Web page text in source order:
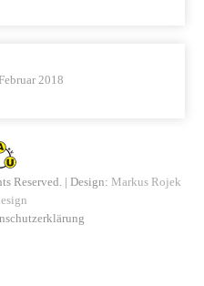
2018
Reserved. | Design: Markus Rojek